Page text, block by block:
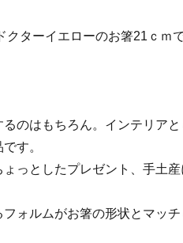
クターイエローのお箸21ｃｍ
のはもちろん。インテリア
す。
っとしたプレゼント、手土
フォルムがお箸の形状とマッ